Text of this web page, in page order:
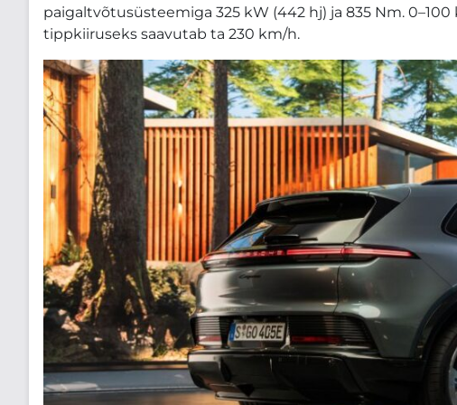
paigaltvõtusüsteemiga 325 kW (442 hj) ja 835 Nm.
tippkiiruseks saavutab ta 230 km/h.